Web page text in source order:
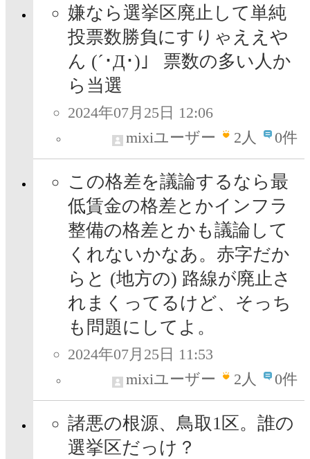
嫌なら選挙区廃止して単純
投票数勝負にすりゃええや
ん (´･Д･)」 票数の多い人か
ら当選
2024年07月25日 12:06
mixiユーザー
2人 0件
この格差を議論するなら最
低賃金の格差とかインフラ
整備の格差とかも議論して
くれないかなあ。赤字だか
らと (地方の) 路線が廃止さ
れまくってるけど、そっち
も問題にしてよ。
2024年07月25日 11:53
mixiユーザー
2人 0件
諸悪の根源、鳥取1区。誰の
選挙区だっけ？